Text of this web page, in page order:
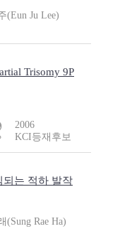
(Eun Ju Lee)
Trisomy 9P
2006
KCI등재후보
되는 적하 발작
(Sung Rae Ha)